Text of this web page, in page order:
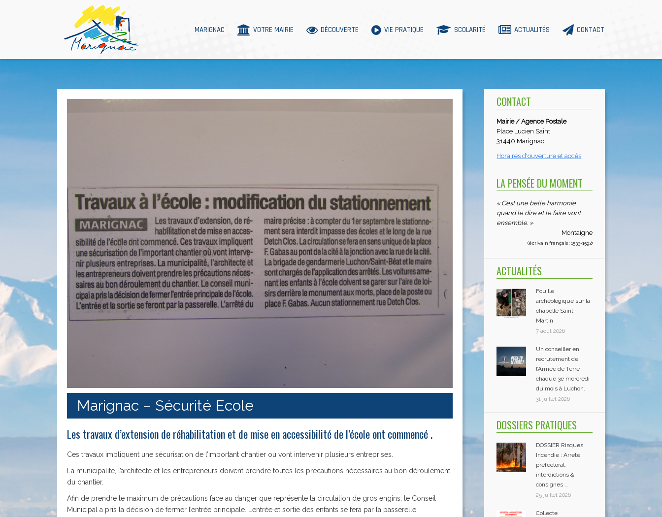
MARIGNAC VOTRE MAIRIE DÉCOUVERTE VIE PRATIQUE SCOLARITÉ ACTUALITÉS CONTACT
Marignac – Sécurité Ecole
Les travaux d’extension de réhabilitation et de mise en accessibilité de l’école ont commencé .
Ces travaux impliquent une sécurisation de l’important chantier où vont intervenir plusieurs entreprises.
La municipalité, l’architecte et les entrepreneurs doivent prendre toutes les précautions nécessaires au bon déroulement
du chantier.
Afin de prendre le maximum de précautions face au danger que représente la circulation de gros engins, le Conseil
Municipal a pris la décision de fermer l’entrée principale. L’entrée et sortie des enfants se fera par la passerelle.
CONTACT
Mairie / Agence Postale
Place Lucien Saint
31440 Marignac
Horaires d'ouverture et accès
LA PENSÉE DU MOMENT
« C’est une belle harmonie
quand le dire et le faire vont
ensemble. »
Montaigne
(écrivain français : 1533-1592)
ACTUALITÉS
Fouille
archéologique sur la
chapelle Saint-
Martin
7 août 2026
Un conseiller en
recrutement de
l’Armée de Terre
chaque 3e mercredi
du mois à Luchon.
31 juillet 2026
DOSSIERS PRATIQUES
DOSSIER Risques
Incendie : Arreté
préfectoral,
interdictions &
consignes …
25 juillet 2026
Collecte